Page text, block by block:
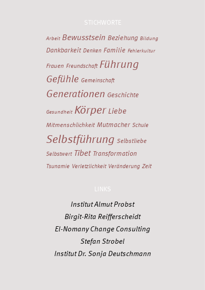
STICHWORTE
Arbeit Bewusstsein Beziehung Bildung
Dankbarkeit Denken Familie Fehlerkultur
Frauen Freundschaft Führung
Gefühle Gemeinschaft
Generationen Geschichte
Gesundheit KörperLiebe
Mitmenschlichkeit Mutmacher Schule
Selbstführung Selbstliebe
Selbstwert Tibet Transformation
Tsunamie Verletzlichkeit Veränderung Zeit
LINKS
Institut Almut Probst
Birgit-Rita Reifferscheidt
El-Nomany Change Consulting
Stefan Strobel
Institut Dr. Sonja Deutschmann